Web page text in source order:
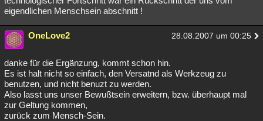
eigendlichen Menschsein abschnitt !
OneLove2 28.08.2007 um 00:25
danke für die Ergänzung, kommt schon hin.
Es ist halt nicht so einfach, den Versatnd als Werkzeug zu
benutzen, und nicht benuzt zu werden.
Also lasst uns unser Bewußtsein erweitern, bzw. überhaupt mal
zur Geltung kommen,
zurück zum Mensch-Sein.